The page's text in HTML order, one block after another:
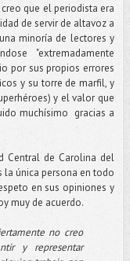
que el periodista era
de servir de altavoz a
minoría de lectores y
"extremadamente
por sus propios errores
y su torre de marfil, y
y el valor que
muchísimo gracias a
Central de Carolina del
la única persona en todo
en sus opiniones y
muy de acuerdo.
no creo
y representar